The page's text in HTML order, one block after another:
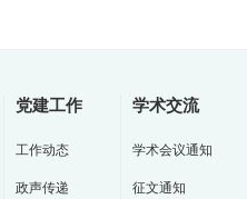
党建工作
工作动态
政声传递
学术交流
学术会议通知
征文通知